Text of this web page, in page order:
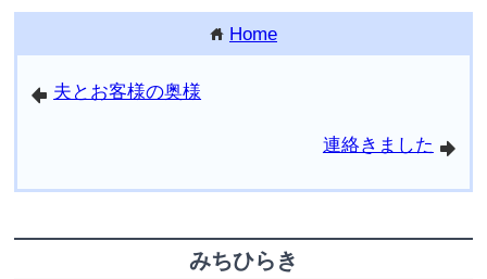
home Home
arrowleft 夫とお客様の奥様
arrowright
連絡きました
みちひらき